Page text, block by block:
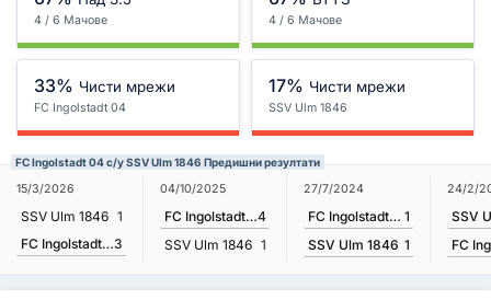
4 / 6 Мачове 4 / 6 Мачове
33% Чисти мрежи
FC Ingolstadt 04
17% Чисти мрежи
SSV Ulm 1846
FC Ingolstadt 04 с/у SSV Ulm 1846 Предишни резултати
15/3/2026
SSV Ulm 1846 1
FC Ingolstadt 043
04/10/2025
FC Ingolstadt 044
SSV Ulm 1846 1
27/7/2024
FC Ingolstadt 04 1
SSV Ulm 1846 1
24/2/
SSV